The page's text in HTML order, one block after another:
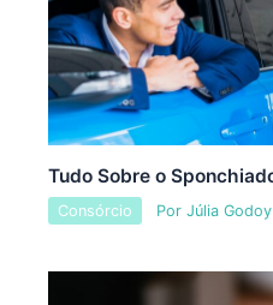
Tudo Sobre o
Consórcio Por Júlia Godoy